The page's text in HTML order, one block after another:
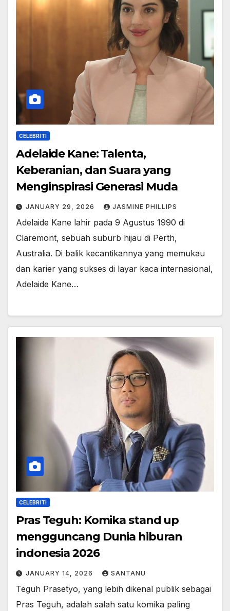
CELEBRITI
Adelaide Kane: Talenta,
Keberanian, dan Suara yang
Menginspirasi Generasi Muda
JANUARY 29, 2026 JASMINE PHILLIPS
Adelaide Kane lahir pada 9 Agustus 1990 di
Claremont, sebuah suburb hijau di Perth,
Australia. Di balik kecantikannya yang memukau
dan karier yang sukses di layar kaca internasional,
Adelaide Kane…
CELEBRITI
Pras Teguh: Komika stand up
mengguncang Dunia hiburan
indonesia 2026
JANUARY 14, 2026 SANTANU
Teguh Prasetyo, yang lebih dikenal publik sebagai
Pras Teguh, adalah salah satu komika paling